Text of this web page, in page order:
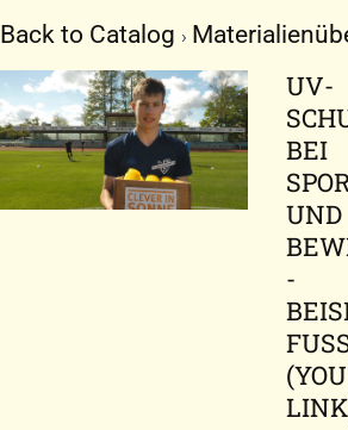
Inhalt
Back to Catalog
UV-
BEI
UND
-